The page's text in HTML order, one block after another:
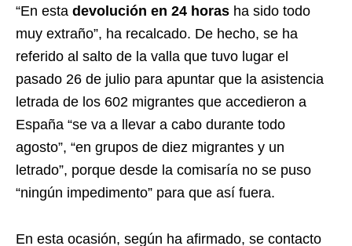
“En esta devolución en 24 horas ha sido todo
muy extraño”, ha recalcado. De hecho, se ha
referido al salto de la valla que tuvo lugar el
pasado 26 de julio para apuntar que la asistencia
letrada de los 602 migrantes que accedieron a
España “se va a llevar a cabo durante todo
agosto”, “en grupos de diez migrantes y un
letrado”, porque desde la comisaría no se puso
“ningún impedimento” para que así fuera.
En esta ocasión, según ha afirmado, se contacto